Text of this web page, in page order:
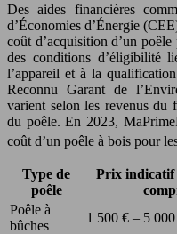
Des aides financières
d’Économies d’Énergie
coût d’acquisition d’un
des conditions d’éligibilité
l’appareil et à la
Reconnu Garant de
varient selon les revenus du
du poêle. En 2023,
coût d’un poêle à bois pour
Type de
poêle
Prix indicatif
Poêle à
bûches
1 500 € – 5